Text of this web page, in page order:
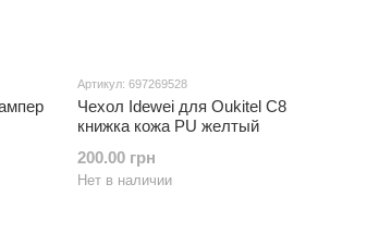
Артикул: 697269528
Чехол Idewei для Oukitel C8
книжка кожа PU желтый
200.00 грн
Нет в наличии